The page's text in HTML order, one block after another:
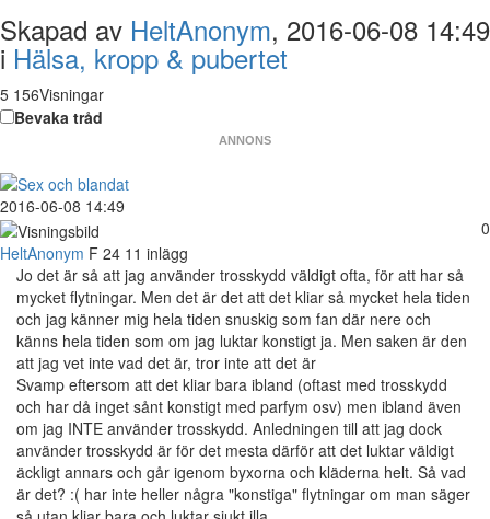
Skapad av HeltAnonym, 2016-06-08 14:49
i Hälsa, kropp & pubertet
5 156Visningar
Bevaka tråd
ANNONS
2016-06-08 14:49
0
HeltAnonym F 24 11 inlägg
Jo det är så att jag använder trosskydd väldigt ofta, för att har så
mycket flytningar. Men det är det att det kliar så mycket hela tiden
och jag känner mig hela tiden snuskig som fan där nere och
känns hela tiden som om jag luktar konstigt ja. Men saken är den
att jag vet inte vad det är, tror inte att det är
Svamp eftersom att det kliar bara ibland (oftast med trosskydd
och har då inget sånt konstigt med parfym osv) men ibland även
om jag INTE använder trosskydd. Anledningen till att jag dock
använder trosskydd är för det mesta därför att det luktar väldigt
äckligt annars och går igenom byxorna och kläderna helt. Så vad
är det? :( har inte heller några "konstiga" flytningar om man säger